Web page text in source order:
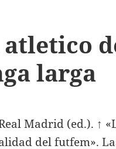
atletico
larga
Madrid (ed.). ↑
del futfem».